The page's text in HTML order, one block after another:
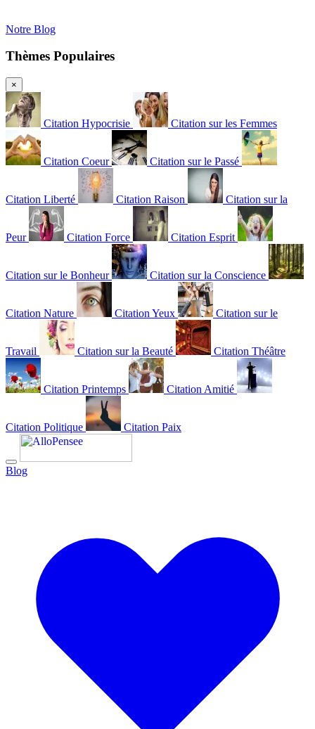
Notre Blog
Thèmes Populaires
×
Citation Hypocrisie Citation sur les Femmes
Citation Coeur Citation sur le Passé
Citation Liberté Citation Raison Citation sur la
Peur Citation Force Citation Esprit
Citation sur le Bonheur Citation sur la Conscience
Citation Nature Citation Yeux Citation sur le
Travail Citation sur la Beauté Citation Théâtre
Citation Printemps Citation Amitié
Citation Politique Citation Paix
Blog